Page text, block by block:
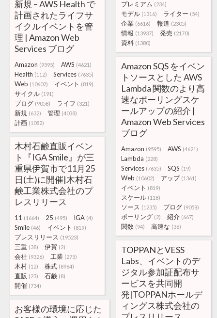
プレミアム (234)
モデル (1316) ライター (54)
企業 (6616) 報道 (2305)
情報 (13937) 発売 (2170)
資料 (1380)
新規 – AWS Health で
計画されたライフサ
イクルイベントを管
理 | Amazon Web
Services ブログ
Amazon (9595) AWS (4621)
Health (112) Services (7635)
Web (10602) イベント (819)
サイクル (191)
ブログ (9058) ライフ (321)
新規 (632) 管理 (4038)
計画 (1082)
Amazon SQS をイベン
トソースとした AWS
Lambda 関数のより高
速なポーリングスケ
ールアップの紹介 |
Amazon Web Services
ブログ
Amazon (9595) AWS (4621)
Lambda (228)
Services (7635) SQS (19)
Web (10602) アップ (1361)
イベント (819)
スケール (118)
ソース (1235) ブログ (9058)
ポーリング (2) 紹介 (667)
関数 (94) 高速な (36)
木村石鹸直販イベン
ト『IGA Smile』が三
重県伊賀市で11月25
日(土)に開催|木村石
鹸工業株式会社のプ
レスリリース
11 (1664) 25 (495) IGA (4)
Smile (46) イベント (819)
プレスリリース (19523)
三重 (38) 伊賀 (2)
会社 (9326) 工業 (275)
木村 (12) 株式 (8964)
直販 (23) 石鹸 (8)
開催 (734)
TOPPANとVESS
Labs、イベントのデ
ジタル参加証配布サ
ービスを共同開
発|TOPPANホールデ
ィングス株式会社の
お客様の環境に応じた